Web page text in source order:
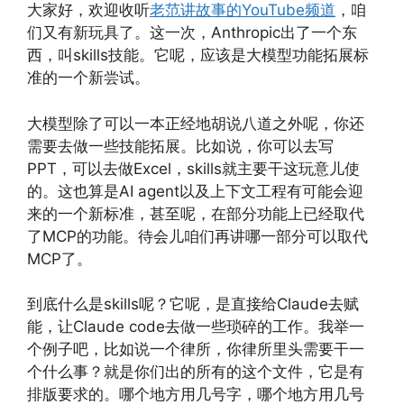
大家好，欢迎收听老范讲故事的YouTube频道 ，咱
们又有新玩具了。这一次，Anthropic出了一个东
西，叫skills技能。它呢，应该是大模型功能拓展标
准的一个新尝试。
大模型除了可以一本正经地胡说八道之外呢，你还
需要去做一些技能拓展。比如说，你可以去写
PPT，可以去做Excel，skills就主要干这玩意儿使
的。这也算是AI agent以及上下文工程有可能会迎
来的一个新标准，甚至呢，在部分功能上已经取代
了MCP的功能。待会儿咱们再讲哪一部分可以取代
MCP了。
到底什么是skills呢？它呢，是直接给Claude去赋
能，让Claude code去做一些琐碎的工作。我举一
个例子吧，比如说一个律所，你律所里头需要干一
个什么事？就是你们出的所有的这个文件，它是有
排版要求的。哪个地方用几号字，哪个地方用几号